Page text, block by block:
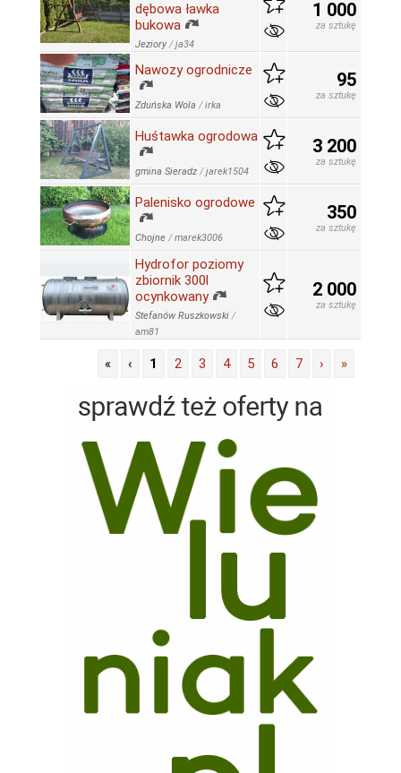
dębowa ławka
bukowa
Jeziory /ja34
1 000
za sztukę
Nawozy ogrodnicze
Zduńska Wola /irka
95
za sztukę
Huśtawka ogrodowa
gmina Sieradz /jarek1504
3 200
za sztukę
Palenisko ogrodowe
Chojne /marek3006
350
za sztukę
Hydrofor poziomy
zbiornik 300l
ocynkowany
Stefanów Ruszkowski /
am81
2 000
za sztukę
« ‹ 1 2 3 4 5 6 7 › »